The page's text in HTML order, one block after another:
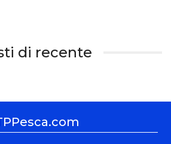
di recente